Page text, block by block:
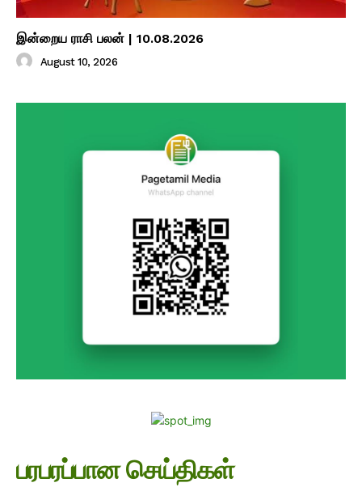
இன்றைய ராசி பலன் | 10.08.2026
August 10, 2026
பரபரப்பான செய்திகள்